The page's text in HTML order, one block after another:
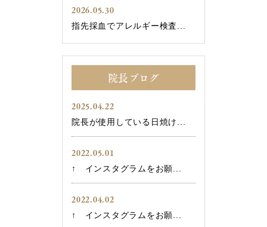
2026.05.30
指先採血でアレルギー検査...
院長ブログ
2025.04.22
院長が使用している日焼け...
2022.05.01
↑ インスタグラムをお願...
2022.04.02
↑ インスタグラムをお願...